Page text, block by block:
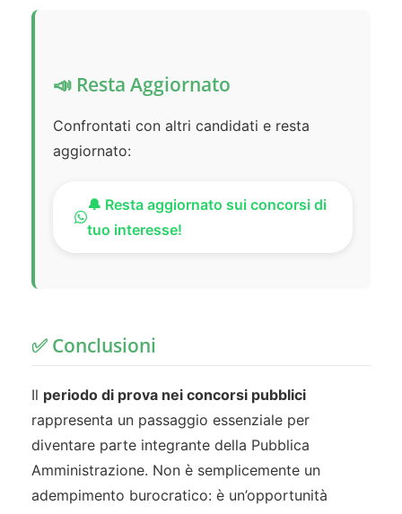
📣 Resta Aggiornato
Confrontati con altri candidati e resta
aggiornato:
🔔 Resta aggiornato sui concorsi di
tuo interesse!
✅ Conclusioni
Il periodo di prova nei concorsi pubblici
rappresenta un passaggio essenziale per
diventare parte integrante della Pubblica
Amministrazione. Non è semplicemente un
adempimento burocratico: è un’opportunità